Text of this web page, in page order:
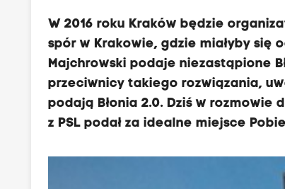
W 2016 roku Kraków będzie
spór w Krakowie, gdzie miałyby się
Majchrowski podaje niezastąpione
przeciwnicy takiego rozwiązania,
podają Błonia 2.0. Dziś w rozmowie
z PSL podał za idealne miejsce